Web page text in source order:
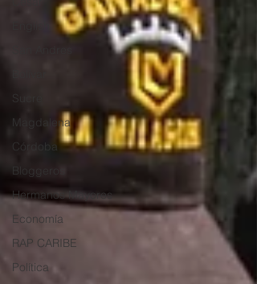
Sucre
Magdalena
Córdoba
Bloggeros
Hermanos Mayores
Economía
RAP CARIBE
Política